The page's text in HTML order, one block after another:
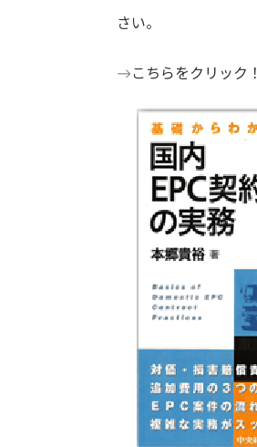
さい。
→ こちらをクリック！